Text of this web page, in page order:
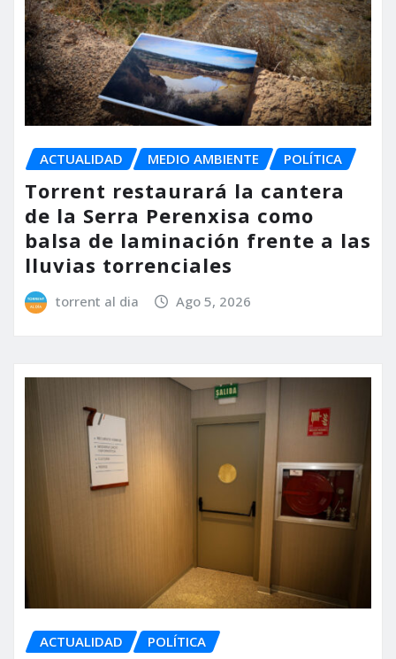
ACTUALIDAD MEDIO AMBIENTE POLÍTICA
Torrent restaurará la cantera
de la Serra Perenxisa como
balsa de laminación frente a las
lluvias torrenciales
torrent al dia Ago 5, 2026
ACTUALIDAD POLÍTICA